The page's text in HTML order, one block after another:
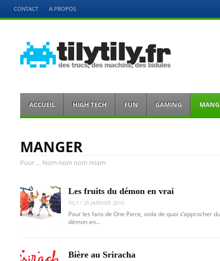
Menu
Aller
directement
CONTACT A PROPOS
tilytily.fr
Menu
directement
au
ACCUEIL HIGH TECH FUN GAMING
MANGER
Pour … Nom nom nom miam
Les fruits du démon en vrai
TILY /20 JANVIER 2016
Pour les fans de One Piece, voila de quoi s’approcher
démon en…
Bière au Sriracha